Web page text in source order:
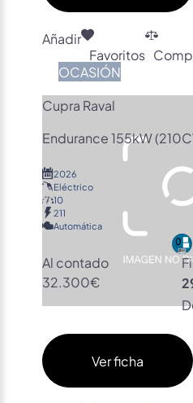
Añadir
Favoritos
OCASIÓN
Cupra Raval
Endurance 155kW
2026
Eléctrico
10
211
Automática
Al contado
32.300€
Ver ficha